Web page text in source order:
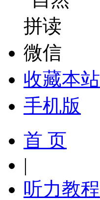
收藏本站
手机版
首 页
|
听力教程